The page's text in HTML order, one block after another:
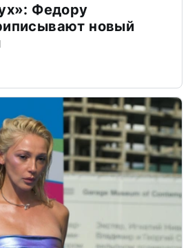
Федору
новый